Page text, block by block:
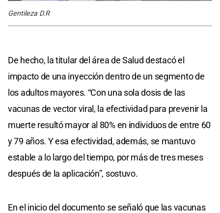
Gentileza D.R
De hecho, la titular del área de Salud destacó el
impacto de una inyección dentro de un segmento de
los adultos mayores. “Con una sola dosis de las
vacunas de vector viral, la efectividad para prevenir la
muerte resultó mayor al 80% en individuos de entre 60
y 79 años. Y esa efectividad, además, se mantuvo
estable a lo largo del tiempo, por más de tres meses
después de la aplicación”, sostuvo.
En el inicio del documento se señaló que las vacunas